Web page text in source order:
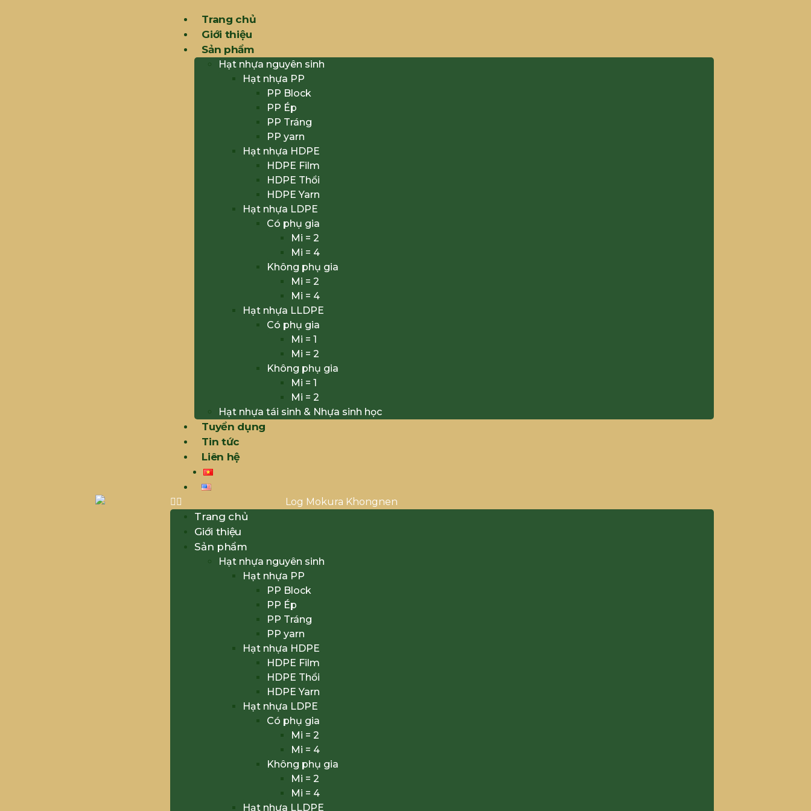
Trang chủ
Giới thiệu
Sản phẩm
Hạt nhựa nguyên sinh
Hạt nhựa PP
PP Block
PP Ép
PP Tráng
PP yarn
Hạt nhựa HDPE
HDPE Film
HDPE Thổi
HDPE Yarn
Hạt nhựa LDPE
Có phụ gia
Mi = 2
Mi = 4
Không phụ gia
Mi = 2
Mi = 4
Hạt nhựa LLDPE
Có phụ gia
Mi = 1
Mi = 2
Không phụ gia
Mi = 1
Mi = 2
Hạt nhựa tái sinh & Nhựa sinh học
Tuyển dụng
Tin tức
Liên hệ
Trang chủ
Giới thiệu
Sản phẩm
Hạt nhựa nguyên sinh
Hạt nhựa PP
PP Block
PP Ép
PP Tráng
PP yarn
Hạt nhựa HDPE
HDPE Film
HDPE Thổi
HDPE Yarn
Hạt nhựa LDPE
Có phụ gia
Mi = 2
Mi = 4
Không phụ gia
Mi = 2
Mi = 4
Hạt nhựa LLDPE